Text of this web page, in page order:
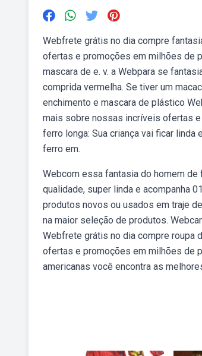
Webfrete grátis no dia compre
ofertas e promoções em milhões de
mascara de e. v. a Webpara se
comprida vermelha. Se tiver um
enchimento e mascara de plástico
mais sobre nossas incríveis ofertas
ferro longa: Sua criança vai ficar
ferro em.
Webcom essa fantasia do homem
qualidade, super linda e acompanha
produtos novos ou usados em traje
na maior seleção de produtos.
Webfrete grátis no dia compre roupa
ofertas e promoções em milhões de
americanas você encontra as